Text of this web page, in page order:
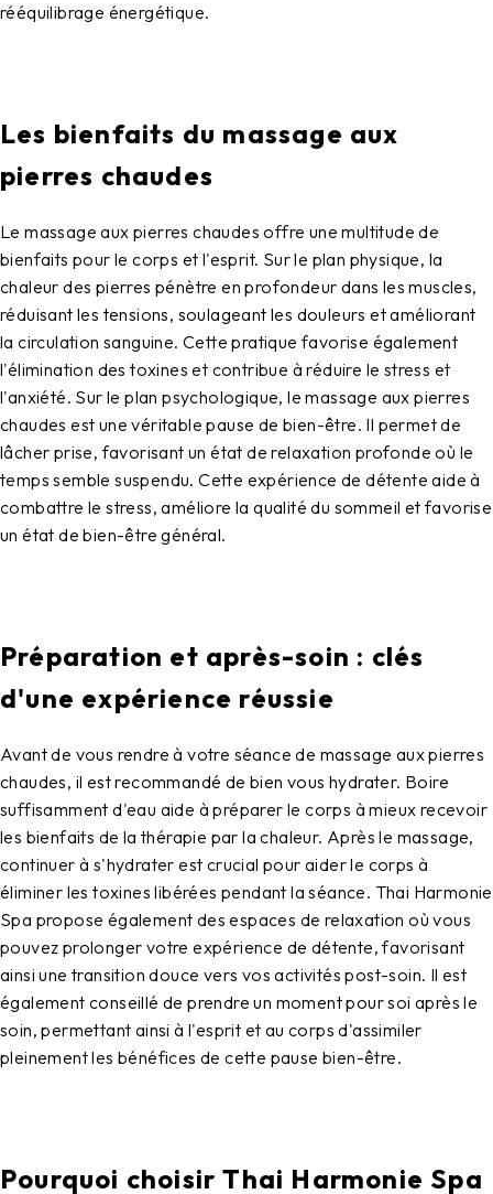
rééquilibrage énergétique.
Les bienfaits du massage aux
pierres chaudes
Le massage aux pierres chaudes offre une multitude de
bienfaits pour le corps et l'esprit. Sur le plan physique, la
chaleur des pierres pénètre en profondeur dans les muscles,
réduisant les tensions, soulageant les douleurs et améliorant
la circulation sanguine. Cette pratique favorise également
l'élimination des toxines et contribue à réduire le stress et
l'anxiété. Sur le plan psychologique, le massage aux pierres
chaudes est une véritable pause de bien-être. Il permet de
lâcher prise, favorisant un état de relaxation profonde où le
temps semble suspendu. Cette expérience de détente aide à
combattre le stress, améliore la qualité du sommeil et favorise
un état de bien-être général.
Préparation et après-soin : clés
d'une expérience réussie
Avant de vous rendre à votre séance de massage aux pierres
chaudes, il est recommandé de bien vous hydrater. Boire
suffisamment d'eau aide à préparer le corps à mieux recevoir
les bienfaits de la thérapie par la chaleur. Après le massage,
continuer à s'hydrater est crucial pour aider le corps à
éliminer les toxines libérées pendant la séance. Thai Harmonie
Spa propose également des espaces de relaxation où vous
pouvez prolonger votre expérience de détente, favorisant
ainsi une transition douce vers vos activités post-soin. Il est
également conseillé de prendre un moment pour soi après le
soin, permettant ainsi à l'esprit et au corps d'assimiler
pleinement les bénéfices de cette pause bien-être.
Pourquoi choisir Thai Harmonie Spa